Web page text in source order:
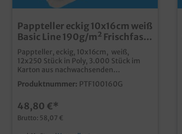
Pappteller eckig 10x16cm weiß
Basic Line 190g/m² Frischfaser
kompostierbar 3.000St
Pappteller, eckig, 10x16cm, weiß,
12x250 Stück in Poly, 3.000 Stück im
Karton aus nachwachsenden
Rohstoffen, reines Frischfaser Material
100% lebensmitteltauglich fett- und
Kunststoffbeschichtung ideal für den
Einsatz in Bäckerei, Backshop und
Imbiss Pappteller aus Frischfaser
werden nicht aus Recyclingmaterial
Produktnummer: PTF100160G
48,80 €*
Brutto: 58,07 €